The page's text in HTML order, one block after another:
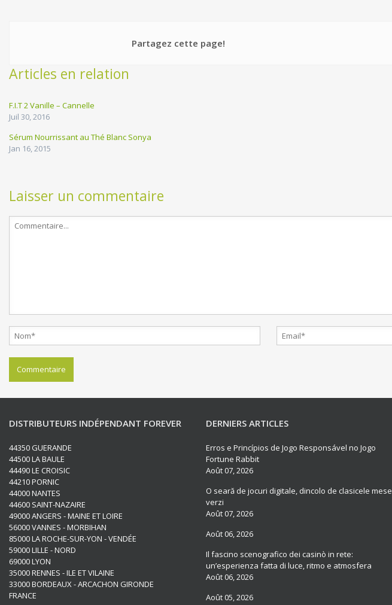
Partagez cette page!
Articles en relation
F.I.T 2 Vanille – Cannelle
Juil 30, 2016
Sérum Nourrissant au Thé Blanc Sonya
Jan 16, 2015
Laisser un commentaire
DISTRIBUTEURS INDÉPENDANT FOREVER
44350 GUERANDE
44500 LA BAULE
44490 LE CROISIC
44210 PORNIC
44000 NANTES
44600 SAINT-NAZAIRE
49000 ANGERS - MAINE ET LOIRE
56000 VANNES - MORBIHAN
85000 LA ROCHE-SUR-YON - VENDÉE
59000 LILLE - NORD
69000 LYON
35000 RENNES - ILE ET VILAINE
33000 BORDEAUX - ARCACHON GIRONDE
FRANCE
DERNIERS ARTICLES
Erros e Princípios de Jogo Responsável no Jogo
Fortune Rabbit
Août 07, 2026
O seară de jocuri digitale, dincolo de clasicele mese
verzi
Août 07, 2026
Août 06, 2026
Il fascino scenografico dei casinò in rete:
un’esperienza fatta di luce, ritmo e atmosfera
Août 06, 2026
Août 05, 2026